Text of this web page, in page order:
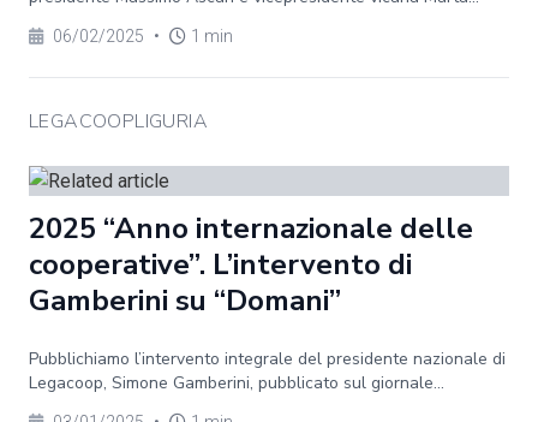
06/02/2025 • 1 min
LEGACOOPLIGURIA
2025 “Anno internazionale delle
cooperative”. L’intervento di
Gamberini su “Domani”
Pubblichiamo l’intervento integrale del presidente nazionale di
Legacoop, Simone Gamberini, pubblicato sul giornale...